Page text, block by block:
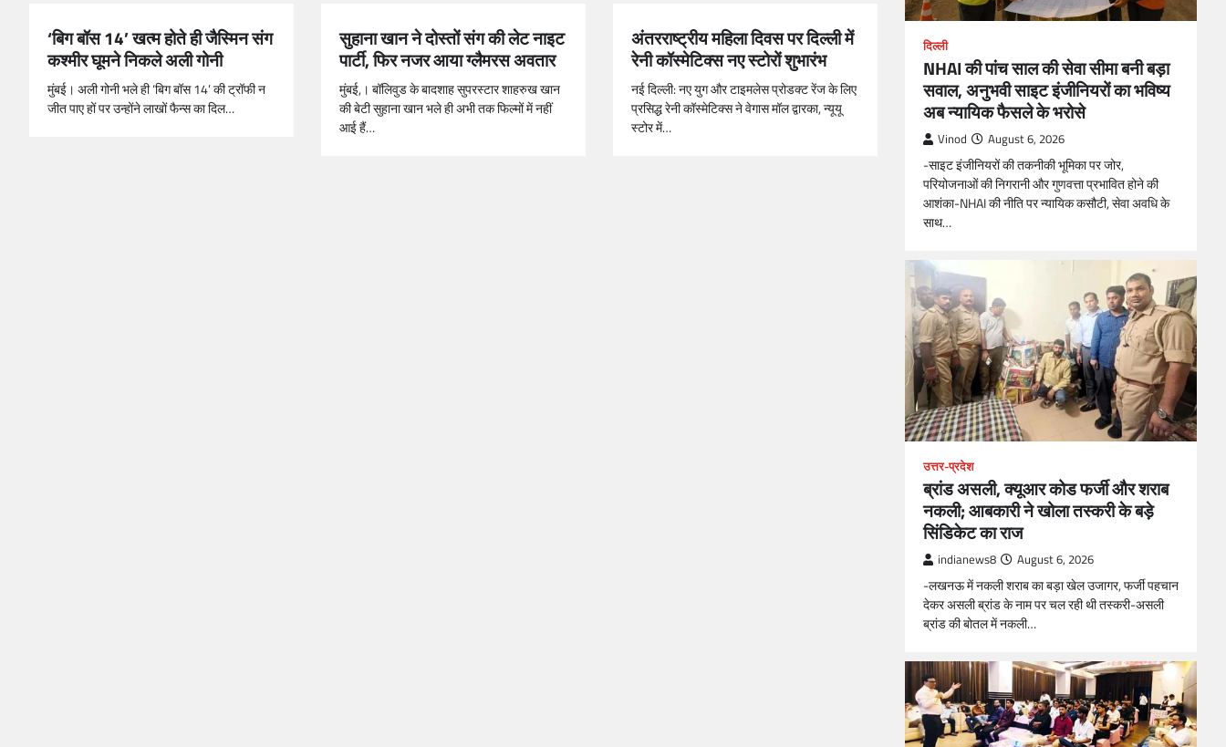
‘बिग बॉस 14’ खत्म होते ही जैस्मिन संग
कश्मीर घूमने निकले अली गोनी
मुंबई। अली गोनी भले ही ‘बिग बॉस 14’ की ट्रॉफी न
जीत पाए हों पर उन्होंने लाखों फैन्स का दिल…
सुहाना खान ने दोस्तों संग की लेट नाइट
पार्टी, फिर नजर आया ग्लैमरस अवतार
मुंबई,। बॉलिवुड के बादशाह सुपरस्टार शाहरुख खान
की बेटी सुहाना खान भले ही अभी तक फिल्मों में नहीं
आई हैं…
अंतरराष्ट्रीय महिला दिवस पर दिल्ली में
रेनी कॉस्मेटिक्स नए स्टोरों शुभारंभ
नई दिल्ली: नए युग और टाइमलेस प्रोडक्ट रेंज के लिए
प्रसिद्ध रेनी कॉस्मेटिक्स ने वेगास मॉल द्वारका, न्यूयू
स्टोर में…
दिल्ली
NHAI की पांच साल की सेवा सीमा बनी बड़ा
सवाल, अनुभवी साइट इंजीनियरों का भविष्य
अब न्यायिक फैसले के भरोसे
Vinod August 6, 2026
-साइट इंजीनियरों की तकनीकी भूमिका पर जोर,
परियोजनाओं की निगरानी और गुणवत्ता प्रभावित होने की
आशंका-NHAI की नीति पर न्यायिक कसौटी, सेवा अवधि के
साथ…
उत्तर-प्रदेश
ब्रांड असली, क्यूआर कोड फर्जी और शराब
नकली; आबकारी ने खोला तस्करी के बड़े
सिंडिकेट का राज
indianews8 August 6, 2026
-लखनऊ में नकली शराब का बड़ा खेल उजागर, फर्जी पहचान
देकर असली ब्रांड के नाम पर चल रही थी तस्करी-असली
ब्रांड की बोतल में नकली…